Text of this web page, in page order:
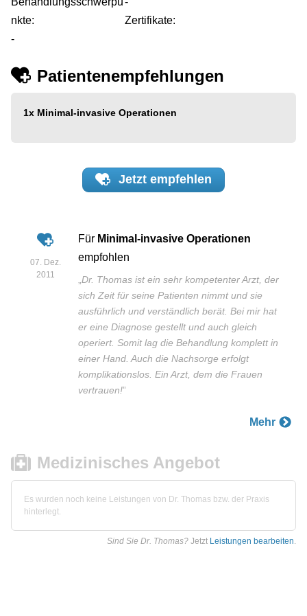
nkte:
Zertifikate:
-
Patientenempfehlungen
1x Minimal-invasive Operationen
Jetzt empfehlen
07. Dez.
2011
Für Minimal-invasive Operationen
empfohlen
„Dr. Thomas ist ein sehr kompetenter Arzt, der
sich Zeit für seine Patienten nimmt und sie
ausführlich und verständlich berät. Bei mir hat
er eine Diagnose gestellt und auch gleich
operiert. Somit lag die Behandlung komplett in
einer Hand. Auch die Nachsorge erfolgt
komplikationslos. Ein Arzt, dem die Frauen
vertrauen!”
Mehr
Medizinisches Angebot
Es wurden noch keine Leistungen von Dr. Thomas bzw. der Praxis
hinterlegt.
Sind Sie Dr. Thomas? Jetzt Leistungen bearbeiten.